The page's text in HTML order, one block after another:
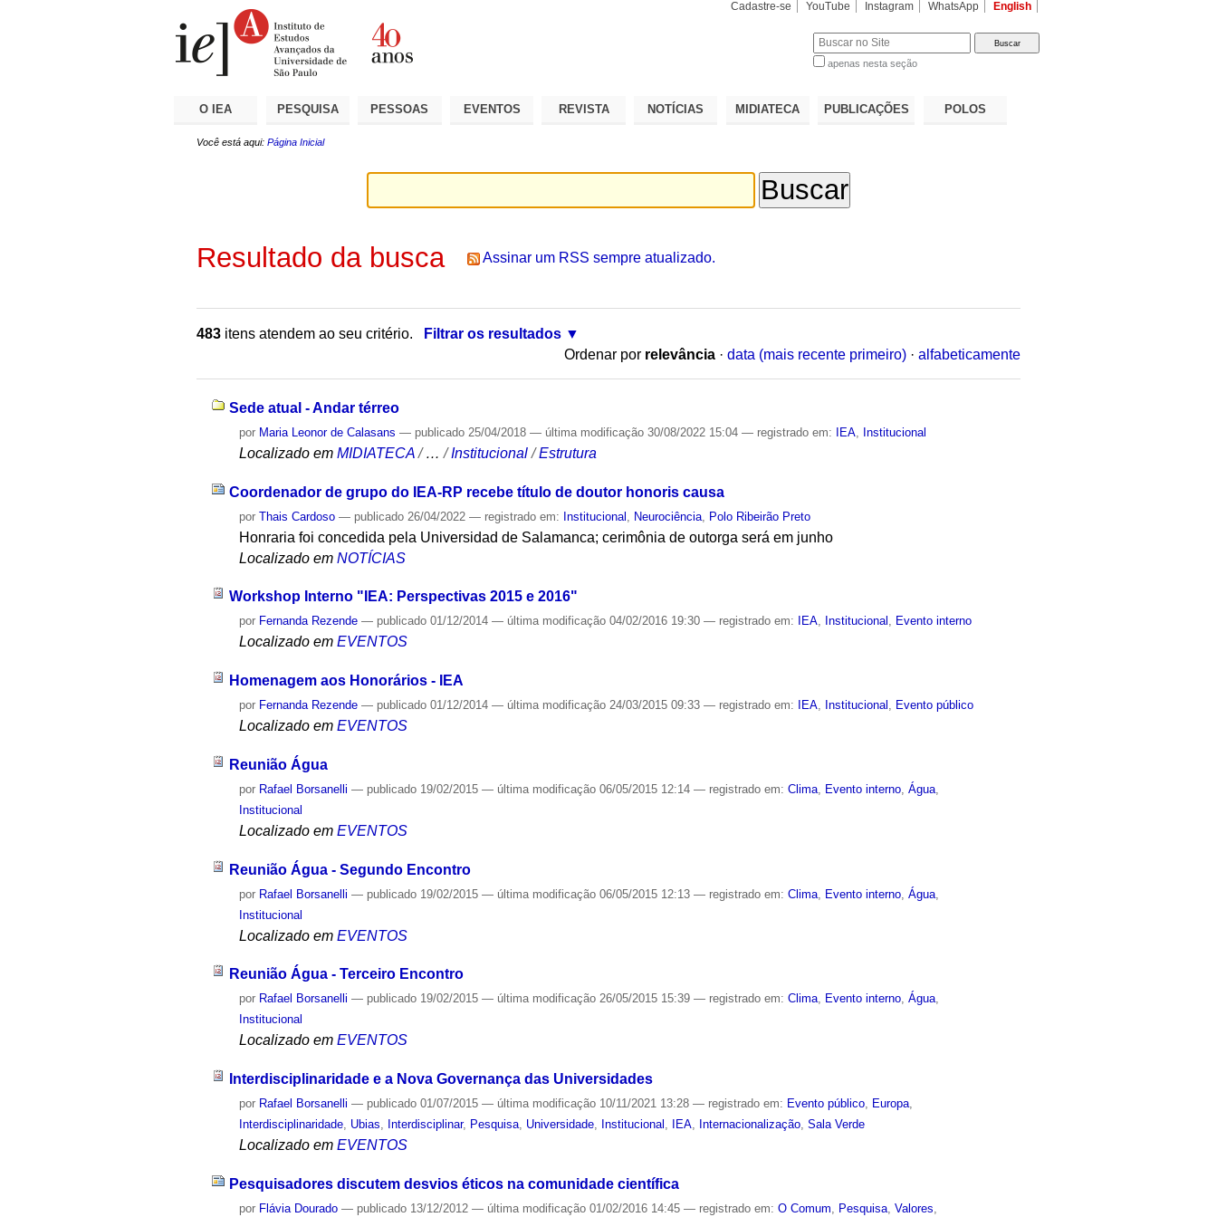
Cadastre-se YouTube Instagram WhatsApp English
apenas nesta seção
O IEA PESQUISA PESSOAS EVENTOS REVISTA NOTÍCIAS MIDIATECA PUBLICAÇÕES POLOS
Você está aqui: Página Inicial
Resultado da busca Assinar um RSS sempre atualizado.
483 itens atendem ao seu critério.
Filtrar os resultados
Ordenar por relevância · data (mais recente primeiro) · alfabeticamente
Sede atual - Andar térreo
por Maria Leonor de Calasans — publicado 25/04/2018— última modificação 30/08/2022 15:04— registrado em: IEA Institucional
Localizado em MIDIATECA /…/Institucional /Estrutura
Coordenador de grupo do IEA-RP recebe título de doutor honoris causa
porThais Cardoso — publicado 26/04/2022— registrado em: Institucional Neurociência Polo Ribeirão Preto
Honraria foi concedida pela Universidad de Salamanca; cerimônia de outorga será em junho
Localizado em NOTÍCIAS
Workshop Interno "IEA: Perspectivas 2015 e 2016"
por Fernanda Rezende — publicado 01/12/2014— última modificação 04/02/2016 19:30— registrado em: IEA, Institucional , Evento interno
Localizado em EVENTOS
Homenagem aos Honorários - IEA
por Fernanda Rezende — publicado 01/12/2014— última modificação 24/03/2015 09:33— registrado em: IEA, Institucional , Evento público
Localizado em EVENTOS
Reunião Água
por Rafael Borsanelli — publicado 19/02/2015— última modificação 06/05/2015 12:14— registrado em:Clima Evento interno ,Água
Institucional
Localizado em EVENTOS
Reunião Água - Segundo Encontro
por Rafael Borsanelli — publicado 19/02/2015— última modificação 06/05/2015 12:13— registrado em:Clima Evento interno ,Água
Institucional
Localizado em EVENTOS
Reunião Água - Terceiro Encontro
por Rafael Borsanelli — publicado 19/02/2015— última modificação 26/05/2015 15:39— registrado em:Clima, Evento interno,Água,
Institucional
Localizado em EVENTOS
Interdisciplinaridade e a Nova Governança das Universidades
por Rafael Borsanelli — publicado 01/07/2015— última modificação 10/11/2021 13:28— registrado em: Evento público Europa
Interdisciplinaridade Ubias Interdisciplinar, Pesquisa Universidade Institucional IEA Internacionalização ,Sala Verde
Localizado em EVENTOS
Pesquisadores discutem desvios éticos na comunidade científica
por Flávia Dourado — publicado 13/12/2012— última modificação 01/02/2016 14:45— registrado em:O Comum Pesquisa ,Valores